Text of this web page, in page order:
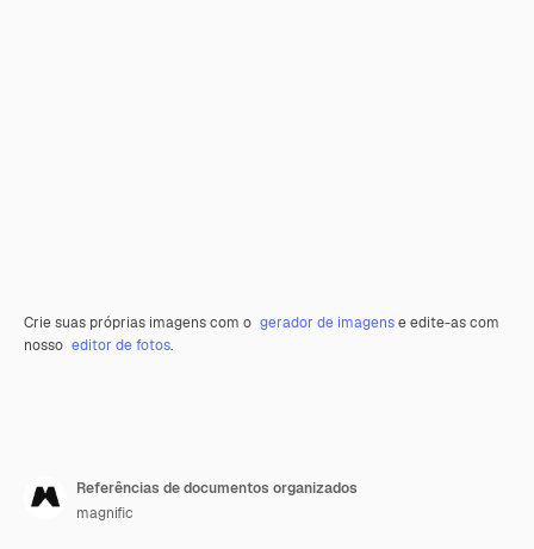
Crie suas próprias imagens com o gerador de imagense edite-as com
nosso editor de fotos.
Referências de documentos organizados
magnific